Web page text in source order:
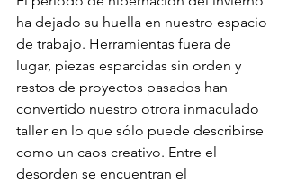
ha dejado su huella en nuestro espacio
de trabajo. Herramientas fuera de
lugar, piezas esparcidas sin orden y
restos de proyectos pasados han
convertido nuestro otrora inmaculado
taller en lo que sólo puede describirse
como un caos creativo. Entre el
desorden se encuentran el